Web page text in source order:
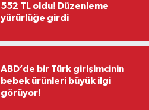
552 TL oldu! Düzenleme
yürürlüğe girdi
ABD’de bir Türk girişimcinin
bebek ürünleri büyük ilgi
görüyor!